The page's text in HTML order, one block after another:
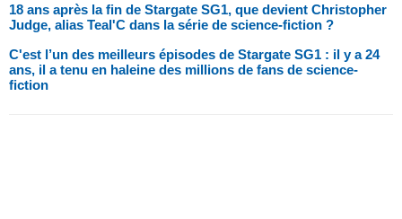
18 ans après la fin de Stargate SG1, que devient Christopher
Judge, alias Teal'C dans la série de science-fiction ?
C'est l’un des meilleurs épisodes de Stargate SG1 : il y a 24
ans, il a tenu en haleine des millions de fans de science-
fiction